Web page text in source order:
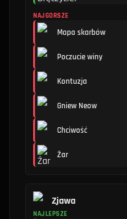
NAJGORSZE
Mapa skarbów
Poczucie winy
Kontuzja
Gniew Neow
Chciwość
Żar
Zjawa
NAJLEPSZE